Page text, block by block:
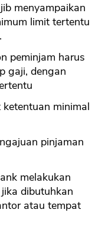
menyampaikan
limit tertentu
peminjam harus
gaji, dengan
ketentuan minimal
pinjaman
melakukan
dibutuhkan
atau tempat